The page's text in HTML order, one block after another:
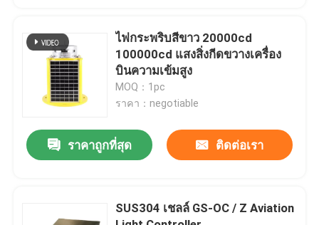
ติดต่อเรา
ขอใบเสนอราคา
แสงสิ่งกีดขวางการบิน
แสงสิ่งกีดขวางเครื่องบิน
ไฟกระพริบสีขาว 20000cd
100000cd แสงสิ่งกีดขวางเครื่อง
บินความเข้มสูง
MOQ：1pc
ราคา：negotiable
ราคาถูกที่สุด ติดต่อเรา
SUS304 เชลล์ GS-OC / Z Aviation